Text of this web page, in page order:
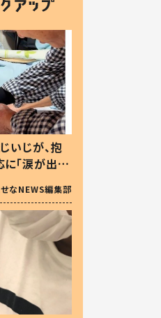
いじが、抱
「涙が出ま
せなNEWS編集部